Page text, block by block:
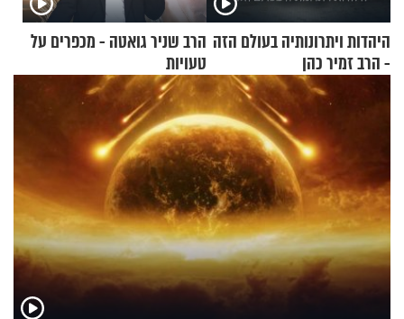
היהדות ויתרונותיה בעולם הזה
- הרב זמיר כהן
הרב שניר גואטה - מכפרים על
טעויות